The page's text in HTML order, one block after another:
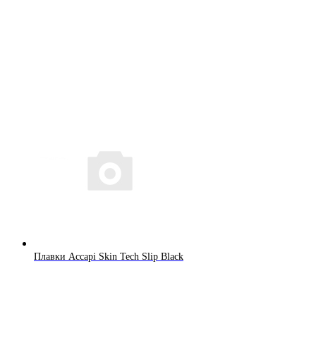
Плавки Accapi Skin Tech Slip Black